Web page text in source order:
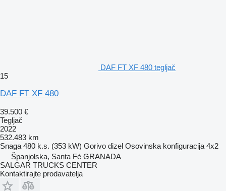
DAF FT XF 480 tegljač
15
DAF FT XF 480
39.500 €
Tegljač
2022
532.483 km
Snaga 480 k.s. (353 kW) Gorivo dizel Osovinska konfiguracija 4x2
Španjolska, Santa Fé GRANADA
SALGAR TRUCKS CENTER
Kontaktirajte prodavatelja